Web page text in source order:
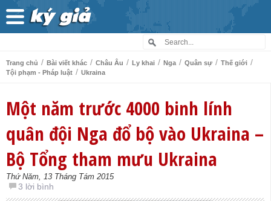
Trang chủ / Bài viết khác / Châu Âu / Ly khai / Nga / Quân sự / Thế giới /
Tội phạm - Pháp luật / Ukraina
Một năm trước 4000 binh lính
quân đội Nga đổ bộ vào Ukraina –
Bộ Tổng tham mưu Ukraina
Thứ Năm, 13 Tháng Tám 2015
3 lời bình